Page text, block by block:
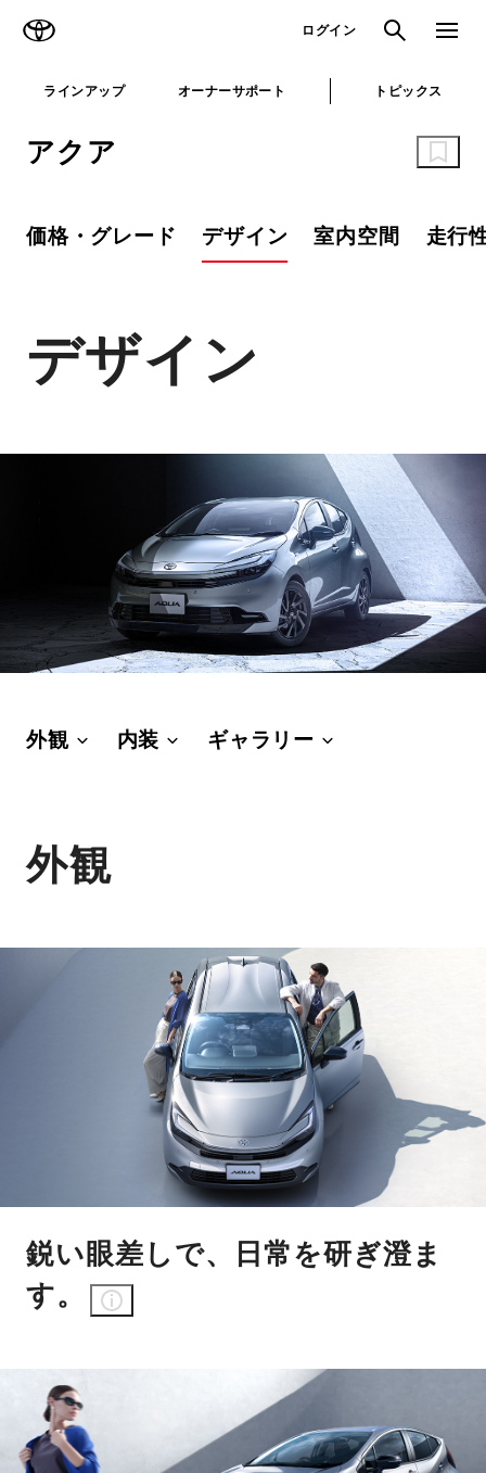
ログイン 検索 メニュ
ラインアップ オーナーサポート トピックス
アクア
価格・グレード デザイン 室内空間 走行
デザイン
外観 内装 ギャラリー
外観
鋭い眼差しで、日常を研ぎ澄ま
す。